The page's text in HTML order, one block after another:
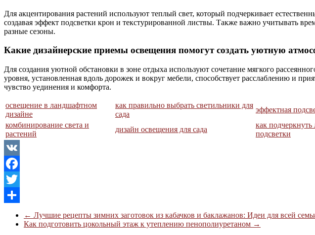
Для акцентирования растений используют теплый свет, который подчеркивает
создавая эффект подсветки крон и текстурированной листвы. Также важно учитывать
разные сезоны.
Какие дизайнерские приемы освещения помогут создать уютную
Для создания уютной обстановки в зоне отдыха используют сочетание мягкого
уровня, установленная вдоль дорожек и вокруг мебели, способствует расслаблению и
чувство уединения и комфорта.
освещение в ландшафтном
дизайне
как правильно выбрать светильники для
сада
эффектная
комбинирование света и
растений
дизайн освещения для сада
как
подсветки
VK
Facebook
Twitter
Отправить
← Лучшие рецепты зимних заготовок из кабачков и баклажанов: Идеи для всей
Как подготовить цокольный этаж к утеплению пенополиуретаном →